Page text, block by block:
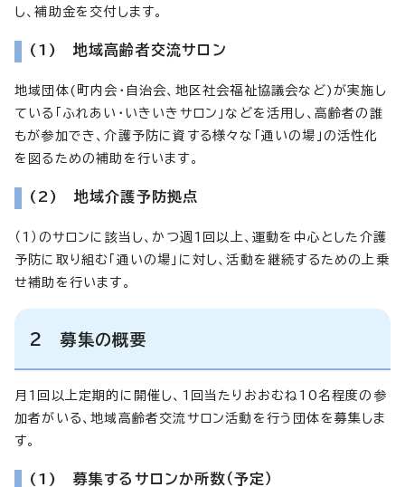
し、補助金を交付します。
(1) 地域高齢者交流サロン
地域団体(町内会・自治会、地区社会福祉協議会など)が実施し
ている「ふれあい・いきいきサロン」などを活用し、高齢者の誰
もが参加でき、介護予防に資する様々な「通いの場」の活性化
を図るための補助を行います。
(2) 地域介護予防拠点
（1）のサロンに該当し、かつ週1回以上、運動を中心とした介護
予防に取り組む「通いの場」に対し、活動を継続するための上乗
せ補助を行います。
2 募集の概要
月1回以上定期的に開催し、1回当たりおおむね10名程度の参
加者がいる、地域高齢者交流サロン活動を行う団体を募集しま
す。
(1) 募集するサロンか所数（予定）